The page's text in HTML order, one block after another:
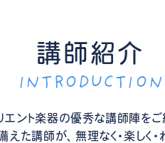
講師紹介
INTRODUCTION
エント楽器の優秀な講師陣をご
た講師が、無理なく・楽しく・